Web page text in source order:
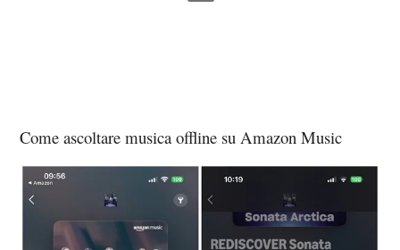
Come ascoltare musica offline su Amazon Music